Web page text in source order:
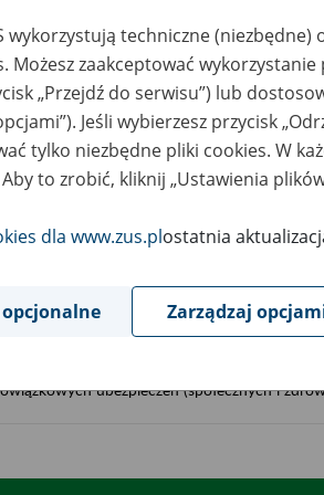
sposoby załatwienia danej sprawy (przez
zakres danych i wykaz dokumentów
w jakich sprawa zostanie załatwiona
co do dalszych kroków, które może
uzyskać zaświadczenie o zgłoszeniu do
może złożyć wniosek o wydanie
zdrowotnego.
uzyskać zaświadczenia o zgłoszeniu do
i zdrowotnego)
ubezpieczeń (społecznych i
wykorzystują techniczne (niezbędne)
Możesz zaakceptować
„Przejdź do serwisu”) lub
Jeśli wybierzesz przycisk
tylko niezbędne pliki cookies. W
to zrobić, kliknij „Ustawienia
dla www.zus.plostatnia
Zarządzaj